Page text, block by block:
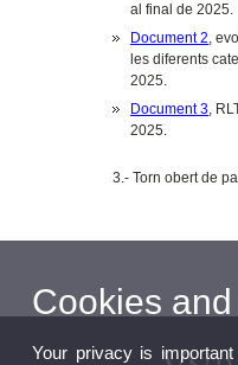
al final de 2025.
Document 2,
les diferents
2025.
Document 3,
2025.
3.- Torn obert de
Cookies
Your privacy is